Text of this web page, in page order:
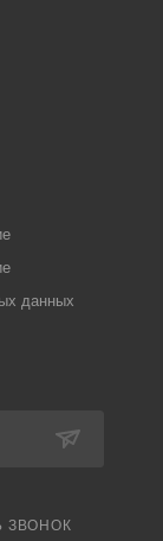
данных
ЗВОНОК